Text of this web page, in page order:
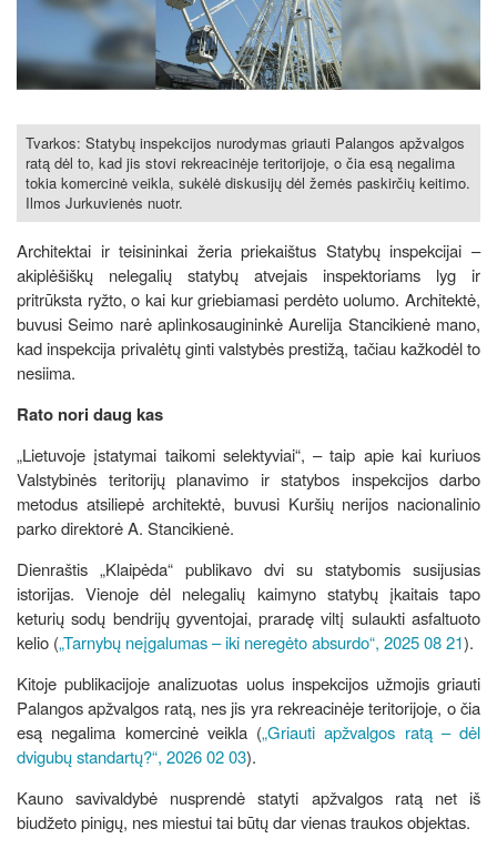
Tvarkos: Statybų inspekcijos nurodymas griauti Palangos apžvalgos
ratą dėl to, kad jis stovi rekreacinėje teritorijoje, o čia esą negalima
tokia komercinė veikla, sukėlė diskusijų dėl žemės paskirčių keitimo.
Ilmos Jurkuvienės nuotr.
Architektai ir teisininkai žeria priekaištus Statybų inspekcijai –
akiplėšiškų nelegalių statybų atvejais inspektoriams lyg ir
pritrūksta ryžto, o kai kur griebiamasi perdėto uolumo. Architektė,
buvusi Seimo narė aplinkosaugininkė Aurelija Stancikienė mano,
kad inspekcija privalėtų ginti valstybės prestižą, tačiau kažkodėl to
nesiima.
Rato nori daug kas
„Lietuvoje įstatymai taikomi selektyviai“, – taip apie kai kuriuos
Valstybinės teritorijų planavimo ir statybos inspekcijos darbo
metodus atsiliepė architektė, buvusi Kuršių nerijos nacionalinio
parko direktorė A. Stancikienė.
Dienraštis „Klaipėda“ publikavo dvi su statybomis susijusias
istorijas. Vienoje dėl nelegalių kaimyno statybų įkaitais tapo
keturių sodų bendrijų gyventojai, praradę viltį sulaukti asfaltuoto
kelio („Tarnybų neįgalumas – iki neregėto absurdo“, 2025 08 21).
Kitoje publikacijoje analizuotas uolus inspekcijos užmojis griauti
Palangos apžvalgos ratą, nes jis yra rekreacinėje teritorijoje, o čia
esą negalima komercinė veikla („Griauti apžvalgos ratą – dėl
dvigubų standartų?“, 2026 02 03).
Kauno savivaldybė nusprendė statyti apžvalgos ratą net iš
biudžeto pinigų, nes miestui tai būtų dar vienas traukos objektas.